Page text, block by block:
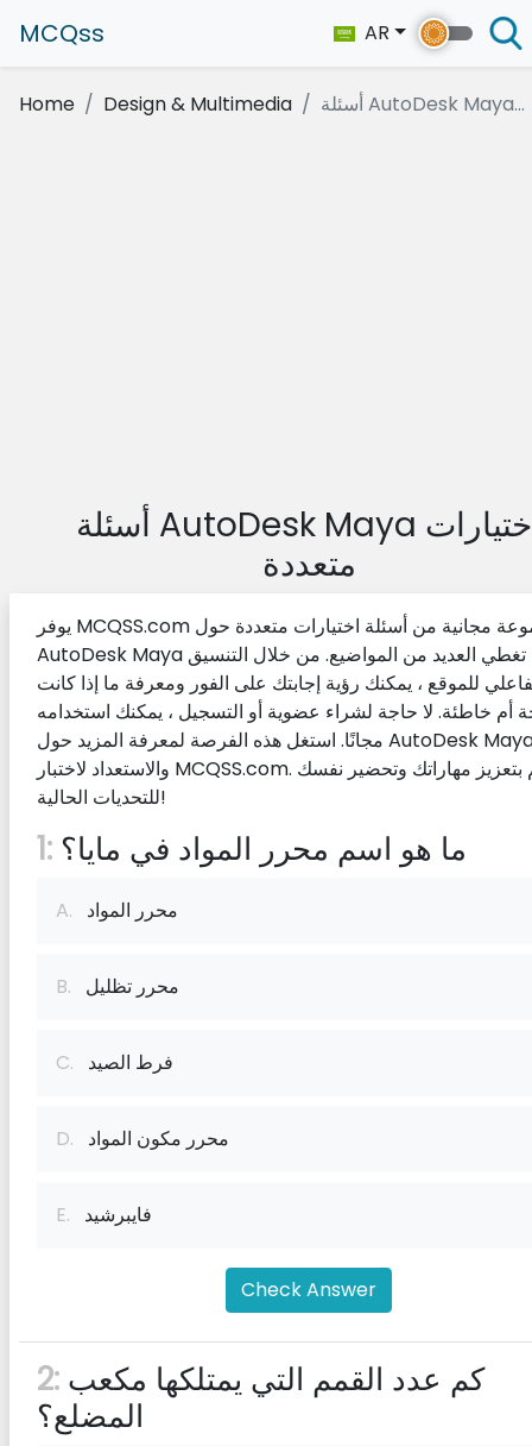
MCQss AR
Home Design & Multimedia أسئلة AutoDesk Maya...
أسئلة AutoDesk Maya اختيارات
متعددة
يوفر MCQSS.com مجموعة مجانية من أسئلة اختيارات متعددة حول
AutoDesk Maya تغطي العديد من المواضيع. من خلال التنسيق
للموقع ، يمكنك رؤية إجابتك على الفور ومعرفة ما إذا كانت
أم خاطئة. لا حاجة لشراء عضوية أو التسجيل ، يمكنك استخدامه
مجانًا. استغل هذه الفرصة لمعرفة المزيد حول AutoDesk Maya
والاستعداد لاختبار MCQSS.com. قم بتعزيز مهاراتك وتحضير نفسك
للتحديات الحالية!
1: ما هو اسم محرر المواد في مايا؟
A. محرر المواد
B. محرر تظليل
C. فرط الصيد
D. محرر مكون المواد
E. فايبرشيد
Check Answer
2:
المضلع؟